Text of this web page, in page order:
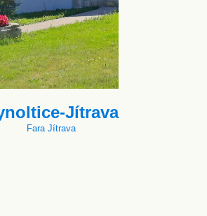
Jítrava
Fara Jítrava